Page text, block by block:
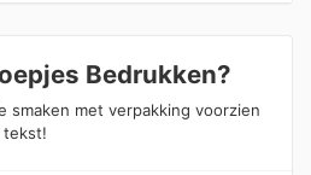
Bedrukken?
smaken met verpakking voorzien
tekst!